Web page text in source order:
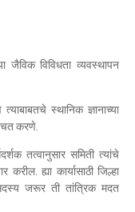
जैविक विविधता व्यवस्थापन
स्थानिक ज्ञानाच्या
करणे.
तत्वानुसार समिती त्यांचे
ह्या कार्यासाठी जिल्हा
जरूर ती तांत्रिक मदत